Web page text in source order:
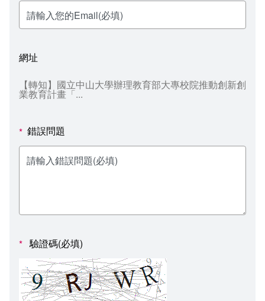
報名系統
線上報名查詢
研發處
秘書處出納組
秘書處文書組
教學媒體處
電算中心
會計室
人事室
文化藝術學系
健康管理與促進學系
網路選課
校園行事曆
消耗品申請
教室‧會議室預約系統
線上報修最新消息
法令規章
政府公開資訊
常見問答
意見信箱
各單位意見信箱
諮詢信箱進度查詢
影音資訊
網址
【轉知】國立中山大學辦理教育部大專校院推動創新創
業教育計畫「...
* 錯誤問題
* 驗證碼(必填)